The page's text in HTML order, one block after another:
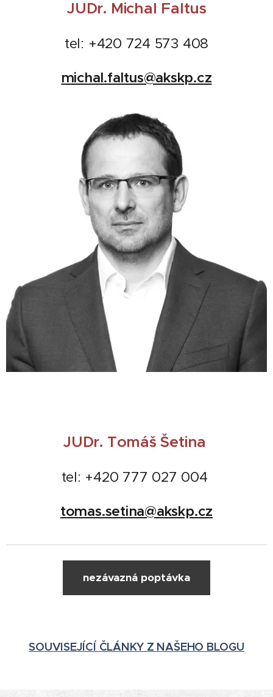
JUDr. Michal Faltus
tel: +420 724 573 408
michal.faltus@akskp.cz
JUDr. Tomáš Šetina
tel: +420 777 027 004
tomas.setina@akskp.cz
nezávazná poptávka
SOUVISEJÍCÍ ČLÁNKY Z NAŠEHO BLOGU